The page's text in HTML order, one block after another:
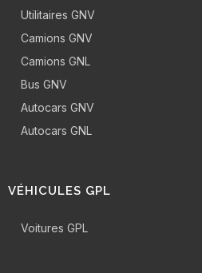
Utilitaires GNV
Camions GNV
Camions GNL
Bus GNV
Autocars GNV
Autocars GNL
VÉHICULES GPL
Voitures GPL